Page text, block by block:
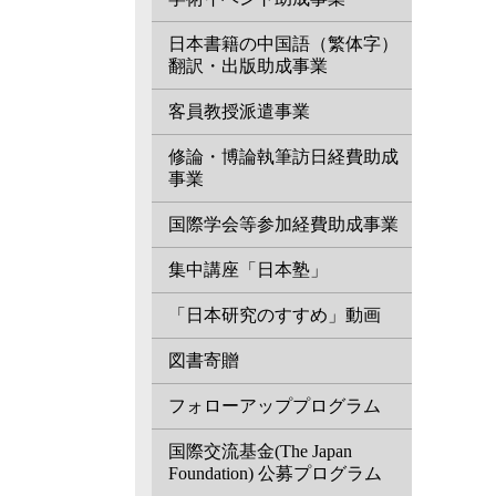
日本書籍の中国語（繁体字）
翻訳・出版助成事業
客員教授派遣事業
修論・博論執筆訪日経費助成
事業
国際学会等参加経費助成事業
集中講座「日本塾」
「日本研究のすすめ」動画
図書寄贈
フォローアッププログラム
国際交流基金(The Japan
Foundation) 公募プログラム